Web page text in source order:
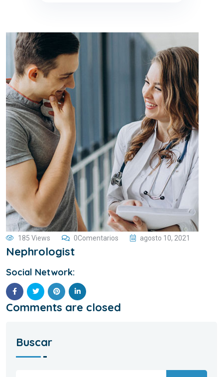
185 Views 0Comentarios agosto 10, 2021
Nephrologist
Social Network:
Comments are closed
Buscar